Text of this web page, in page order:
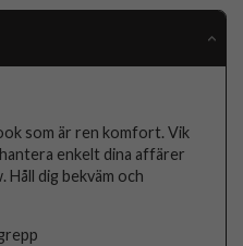
som är ren komfort. Vik
enkelt dina affärer
Håll dig bekväm och